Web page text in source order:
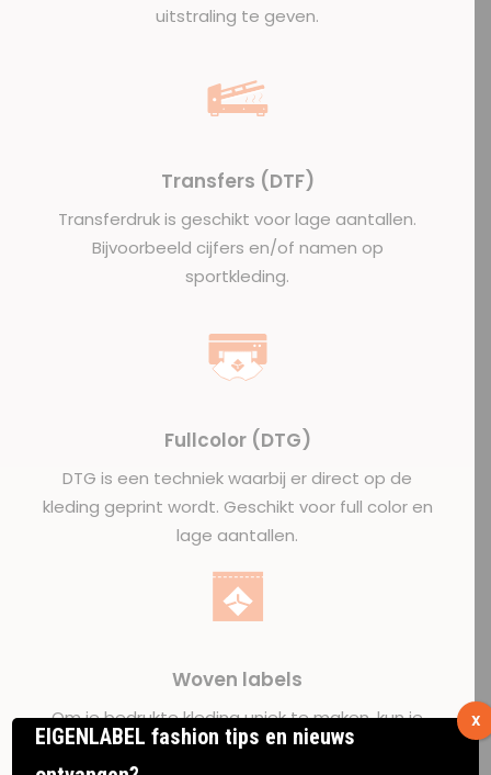
uitstraling te geven.
Transfers (DTF)
Transferdruk is geschikt voor lage aantallen.
Bijvoorbeeld cijfers en/of namen op
sportkleding.
Fullcolor (DTG)
DTG is een techniek waarbij er direct op de
kleding geprint wordt. Geschikt voor full color en
lage aantallen.
Woven labels
Om je bedrukte kleding uniek te maken, kun je
gebruik maken van textiel labels met eigen
EIGENLABEL fashion tips en nieuws
X